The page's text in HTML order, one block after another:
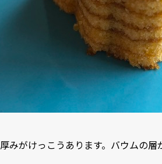
厚みがけっこうあります。バウムの層